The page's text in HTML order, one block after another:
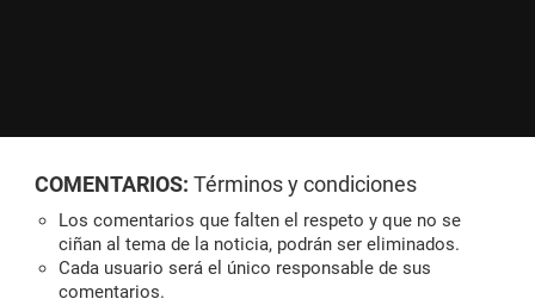
COMENTARIOS: Términos y condiciones
Los comentarios que falten el respeto y que no se
ciñan al tema de la noticia, podrán ser eliminados.
Cada usuario será el único responsable de sus
comentarios.